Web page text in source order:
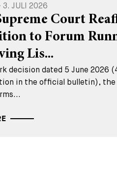
3. JULI 2026
Court
to Forum
Lis...
decision dated 5 June 2026
in the official bulletin), the